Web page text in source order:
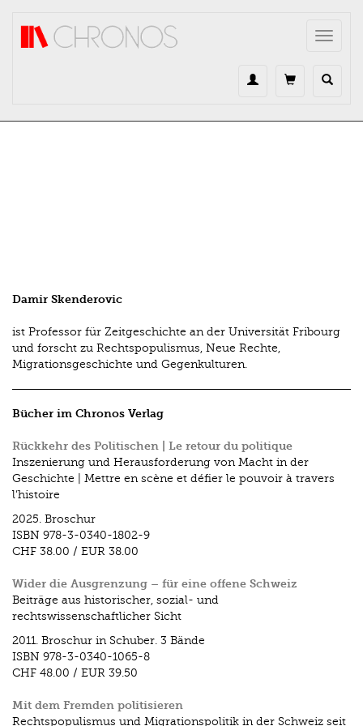
Toggle
Damir Skenderovic
ist Professor für Zeitgeschichte an der Universität Fribourg
und forscht zu Rechtspopulismus, Neue Rechte,
Migrationsgeschichte und Gegenkulturen.
Bücher im Chronos Verlag
Rückkehr des Politischen | Le retour du politique
Inszenierung und Herausforderung von Macht in der
Geschichte | Mettre en scène et défier le pouvoir à travers
l’histoire
2025. Broschur
ISBN 978-3-0340-1802-9
CHF 38.00 / EUR 38.00
Wider die Ausgrenzung – für eine offene Schweiz
Beiträge aus historischer, sozial- und
rechtswissenschaftlicher Sicht
2011. Broschur in Schuber. 3 Bände
ISBN 978-3-0340-1065-8
CHF 48.00 / EUR 39.50
Mit dem Fremden politisieren
Rechtspopulismus und Migrationspolitik in der Schweiz seit